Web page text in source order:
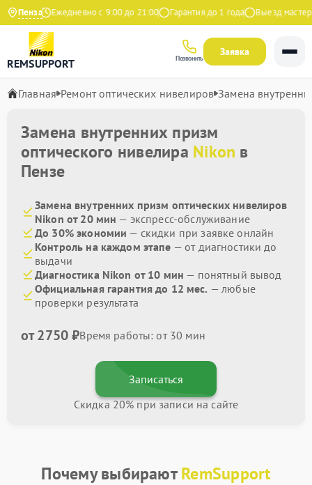
Пенза
Яндекс Ежедневно с 9:00 до 21:00 Гарантия до 1 года Выезд мастера
REMSUPPORT Позвонить
Заявка
Главная Ремонт оптических нивелиров Замена
Замена внутренних призм
оптического нивелира Nikon в
Пензе
Замена внутренних призм оптических нивелиров
Nikon от 20 мин — экспресс-обслуживание
До 30% экономии — скидки при заявке онлайн
Контроль на каждом этапе — от диагностики до
выдачи
Диагностика Nikon от 10 мин — понятный вывод
Официальная гарантия до 12 мес. — любые
проверки результата
от 2750 ₽Время работы: от 30 мин
Записаться
Скидка 20% при записи на сайте
Почему выбираютRemSupport